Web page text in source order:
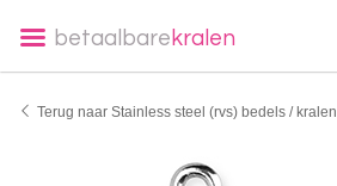
betaalbare kralen
Terug naar Stainless steel (rvs) bedels / kralen